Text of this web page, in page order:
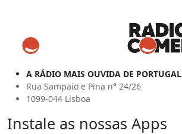
A RÁDIO MAIS OUVIDA DE PORTUGAL
Rua Sampaio e Pina n° 24/26
1099-044 Lisboa
Instale as nossas Apps